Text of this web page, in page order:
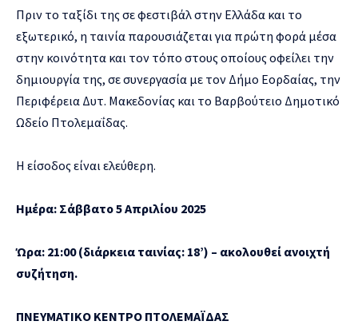
Πριν το ταξίδι της σε φεστιβάλ στην Ελλάδα και το
εξωτερικό, η ταινία παρουσιάζεται για πρώτη φορά μέσα
στην κοινότητα και τον τόπο στους οποίους οφείλει την
δημιουργία της, σε συνεργασία με τον Δήμο Εορδαίας, την
Περιφέρεια Δυτ. Μακεδονίας και το Βαρβούτειο Δημοτικό
Ωδείο Πτολεμαΐδας.
Η είσοδος είναι ελεύθερη.
Ημέρα: Σάββατο 5 Απριλίου 2025
Ώρα: 21:00 (διάρκεια ταινίας: 18’) – ακολουθεί ανοιχτή
συζήτηση.
ΠΝΕΥΜΑΤΙΚΟ ΚΕΝΤΡΟ ΠΤΟΛΕΜΑΪΔΑΣ